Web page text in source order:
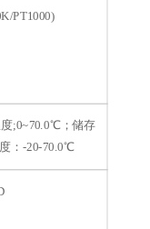
PT1000)
;0~70.0℃；储存
：-20-70.0℃